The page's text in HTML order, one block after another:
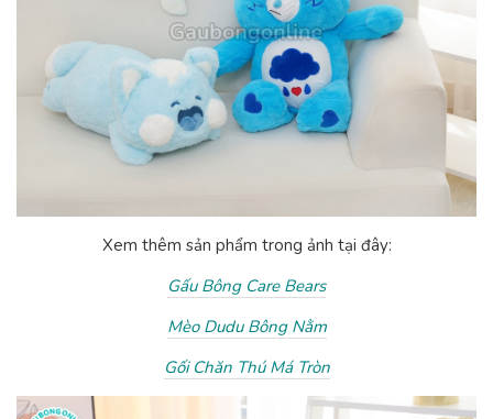
Xem thêm sản phẩm trong ảnh tại đây:
Gấu Bông Care Bears
Mèo Dudu Bông Nằm
Gối Chăn Thú Má Tròn